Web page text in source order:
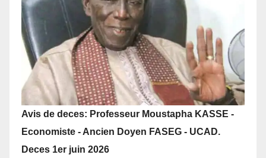
Avis de deces: Professeur Moustapha KASSE -
Economiste - Ancien Doyen FASEG - UCAD.
Deces 1er juin 2026